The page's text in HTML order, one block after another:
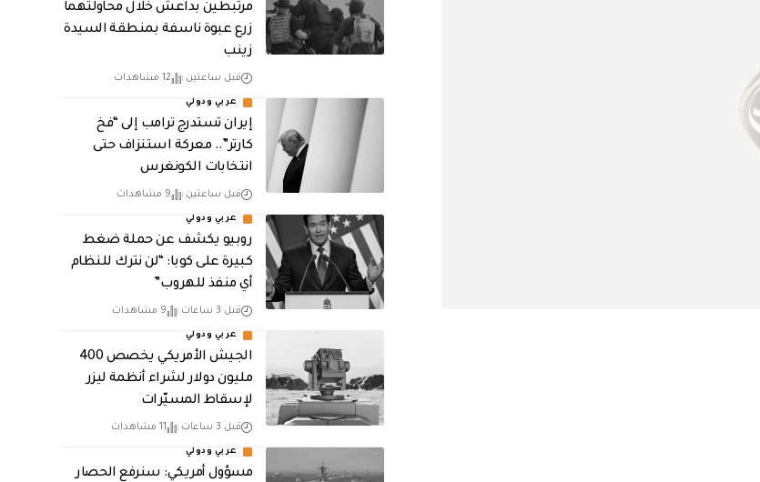
مرتبطين بداعش خلال محاولتهما
زرع عبوة ناسفة بمنطقة السيدة
زينب
قبل ساعتين 12 مشاهدات
عربي ودولي
إيران تستدرج ترامب إلى “فخ
كارتر”.. معركة استنزاف حتى
انتخابات الكونغرس
قبل ساعتين 9 مشاهدات
عربي ودولي
روبيو يكشف عن حملة ضغط
كبيرة على كوبا: “لن نترك للنظام
أي منفذ للهروب”
قبل 3 ساعات 9 مشاهدات
عربي ودولي
الجيش الأمريكي يخصص 400
مليون دولار لشراء أنظمة ليزر
لإسقاط المسيّرات
قبل 3 ساعات 11 مشاهدات
عربي ودولي
مسؤول أمريكي: سنرفع الحصار